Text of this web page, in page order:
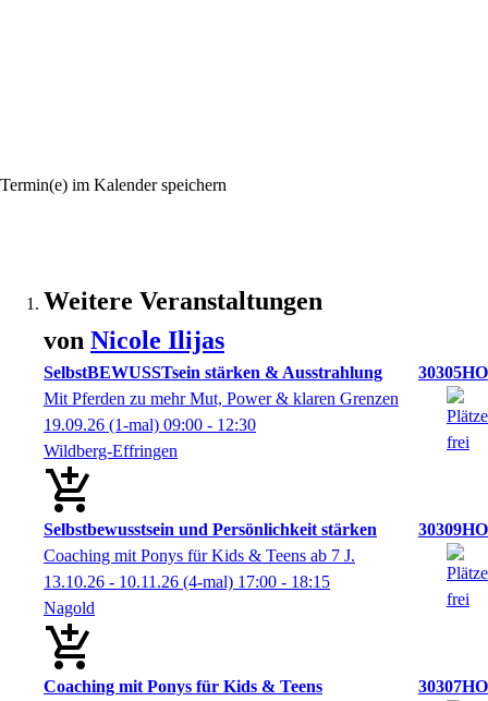
Termin(e) im Kalender speichern
Weitere Veranstaltungen
von Nicole Ilijas
SelbstBEWUSSTsein stärken & Ausstrahlung
30305HO
Mit Pferden zu mehr Mut, Power & klaren Grenzen
19.09.26 (1-mal) 09:00 - 12:30
Wildberg-Effringen
Selbstbewusstsein und Persönlichkeit stärken
30309HO
Coaching mit Ponys für Kids & Teens ab 7 J.
13.10.26 - 10.11.26 (4-mal) 17:00 - 18:15
Nagold
Coaching mit Ponys für Kids & Teens
30307HO